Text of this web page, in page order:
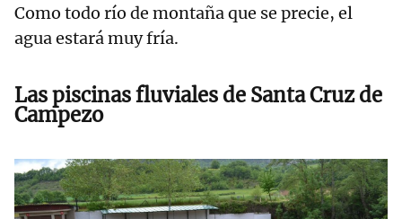
Como todo río de montaña que se precie, el
agua estará muy fría.
Las piscinas fluviales de Santa Cruz de
Campezo